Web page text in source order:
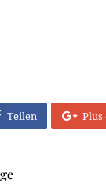
Teilen Plus